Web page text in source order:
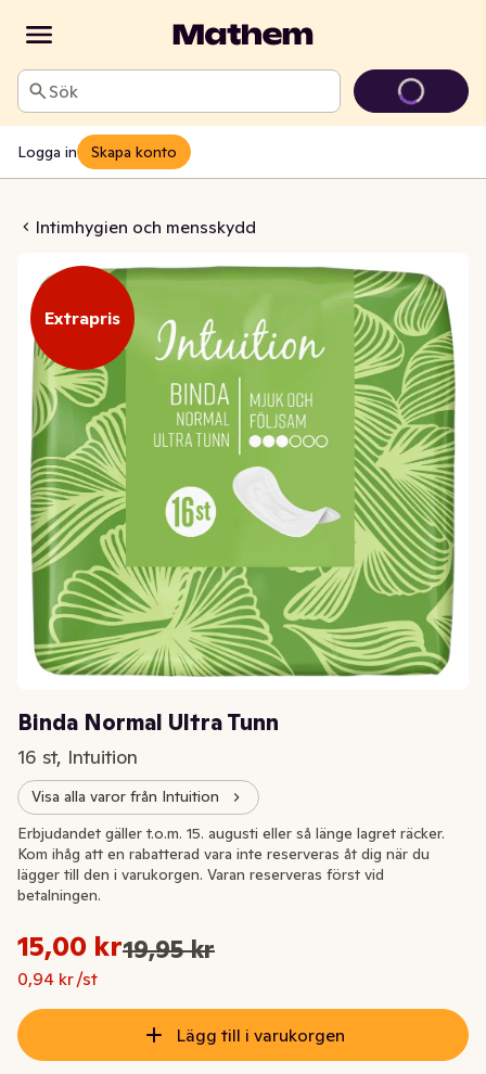
Sök
Logga in Skapa konto
Intimhygien och mensskydd
Ultra Tunn
Extrapris
Binda Normal Ultra Tunn
16 st, Intuition
Visa alla varor från Intuition
Extrapris
Ursprungspriset var: 19,95 kr
Nuvarande pris är: 15,00 kr
15,00 kr19,95 kr
0,94 kr /st
Styckpris: 0,94 kr /st
Erbjudandet gäller t.o.m. 15. augusti eller så länge lagret räcker.
Kom ihåg att en rabatterad vara inte reserveras åt dig när du
lägger till den i varukorgen. Varan reserveras först vid
betalningen.
Lägg till i varukorgen